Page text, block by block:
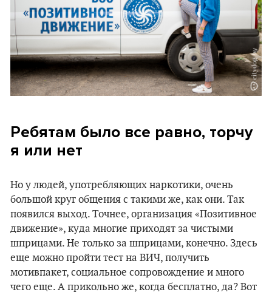
Ребятам было все равно, торчу
я или нет
Но у людей, употребляющих наркотики, очень
большой круг общения с такими же, как они. Так
появился выход. Точнее, организация «Позитивное
движение», куда многие приходят за чистыми
шприцами. Не только за шприцами, конечно. Здесь
еще можно пройти тест на ВИЧ, получить
мотивпакет, социальное сопровождение и много
чего еще. А прикольно же, когда бесплатно, да? Вот